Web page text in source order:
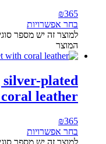
₪365
בחר אפשרויות
למוצר זה יש מספר
המוצר
plated
leather
₪365
בחר אפשרויות
למוצר זה יש מספר